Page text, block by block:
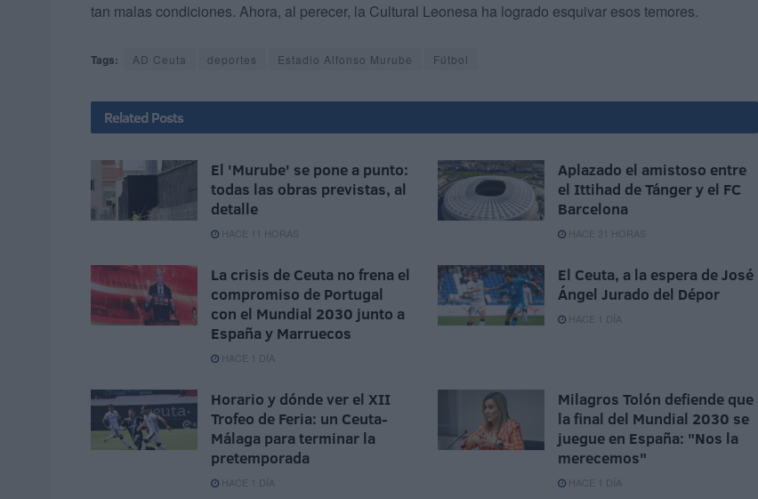
tan malas condiciones. Ahora, al perecer, la Cultural Leonesa ha logrado esquivar esos temores.
Tags: AD Ceuta deportes Estadio Alfonso Murube Fútbol
Related Posts
El 'Murube' se pone a punto:
todas las obras previstas, al
detalle
HACE 11 HORAS
Aplazado el amistoso entre
el Ittihad de Tánger y el FC
Barcelona
HACE 21 HORAS
La crisis de Ceuta no frena el
compromiso de Portugal
con el Mundial 2030 junto a
España y Marruecos
HACE 1 DÍA
El Ceuta, a la espera de José
Ángel Jurado del Dépor
HACE 1 DÍA
Horario y dónde ver el XII
Trofeo de Feria: un Ceuta-
Málaga para terminar la
pretemporada
HACE 1 DÍA
Milagros Tolón defiende que
la final del Mundial 2030 se
juegue en España: "Nos la
merecemos"
HACE 1 DÍA